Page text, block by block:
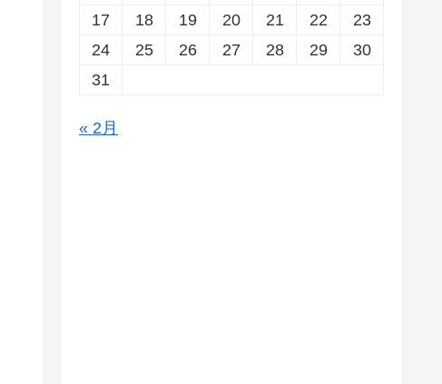
17
18 19 20 21 22
23
24
25 26 27 28 29
30
31
« 2月